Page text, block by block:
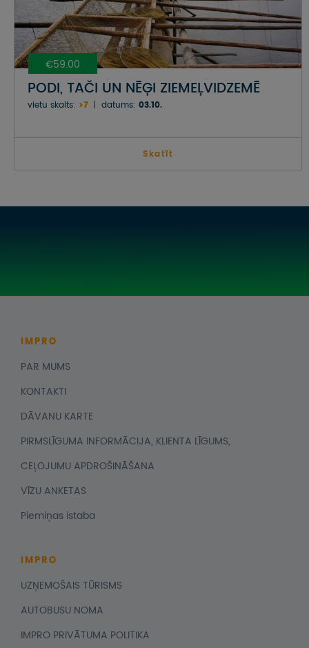
€59.00
PODI, TAČI UN NĒĢI ZIEMEĻVIDZEMĒ
vietu skaits: >7 datums: 03.10.
Skatīt
IMPRO
PAR MUMS
KONTAKTI
DĀVANU KARTE
PIRMSLĪGUMA INFORMĀCIJA, KLIENTA LĪGUMS,
CEĻOJUMU APDROŠINĀŠANA
VĪZU ANKETAS
Piemiņas istaba
IMPRO
UZŅEMOŠAIS TŪRISMS
AUTOBUSU NOMA
IMPRO PRIVĀTUMA POLITIKA